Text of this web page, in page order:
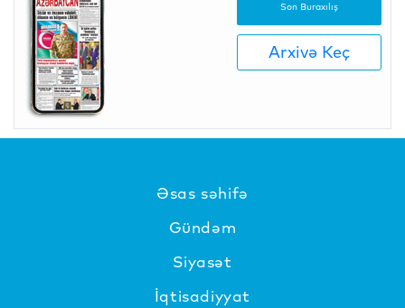
Son Buraxılış
Arxivə Keç
Əsas səhifə
Gündəm
Siyasət
İqtisadiyyat